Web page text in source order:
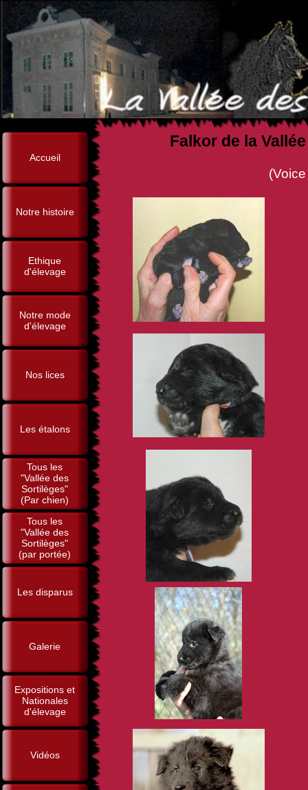
Accueil
Notre histoire
Ethique
d'élevage
Notre mode
d'élevage
Nos lices
Les étalons
Tous les
"Vallée des
Sortilèges"
(Par chien)
Tous les
"Vallée des
Sortilèges"
(par portée)
Les disparus
Galerie
Expositions et
Nationales
d'élevage
Vidéos
Falkor de la
(Voice de la Vallée